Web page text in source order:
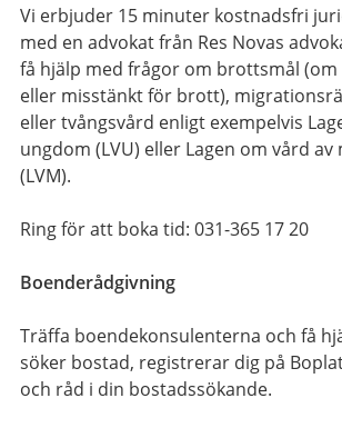
Vi erbjuder 15 minuter kostnadsfri
med en advokat från Res Novas
få hjälp med frågor om brottsmål
eller misstänkt för brott),
eller tvångsvård enligt exempelvis
ungdom (LVU) eller Lagen om vård
(LVM).
Ring för att boka tid: 031-365 17 20
Boenderådgivning
Träffa boendekonsulenterna och få
söker bostad, registrerar dig på
och råd i din bostadssökande.